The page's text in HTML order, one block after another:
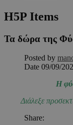
H5P Items
Τα δώρα της
Posted by
Date 09/09/
Η
Διάλεξε
Share: